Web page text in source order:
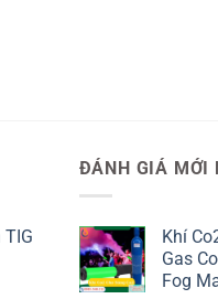
ĐÁNH GIÁ MỚI
Khí
Gas
Fog